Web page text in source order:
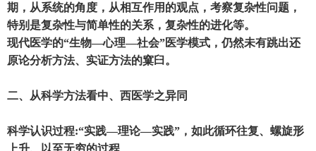
期 ， 从系统的角度 ， 从相互作用的观点 ， 考察复杂性问题 ，
特别是复杂性与简单性的关系 ， 复杂性的进化等。
现代医学的“生物—心理—社会”医学模式 ， 仍然未有跳出还
原论分析方法、实证方法的窠臼。
二、从科学方法看中、西医学之异同
科学认识过程:“实践—理论—实践” ， 如此循环往复、螺旋形
上升、以至无穷的过程